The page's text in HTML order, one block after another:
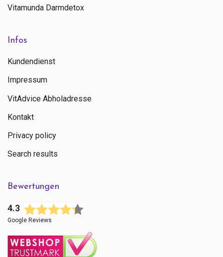
Vitamunda Darmdetox
Infos
Kundendienst
Impressum
VitAdvice Abholadresse
Kontakt
Privacy policy
Search results
Bewertungen
4.3
Google Reviews